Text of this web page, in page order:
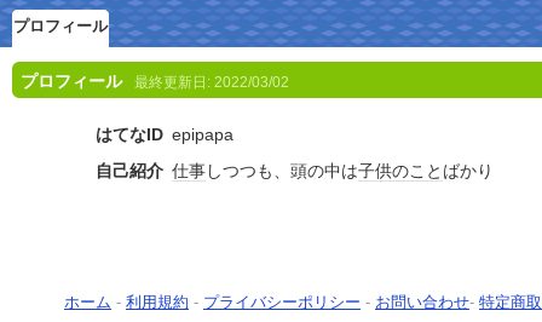
プロフィール
プロフィール 最終更新日: 2022/03/02
はてなID epipapa
自己紹介 仕事しつつも、頭の中は子供のこと ばかり
ホーム - 利用規約 - プライバシーポリシー - お問い合わせ- 特定商